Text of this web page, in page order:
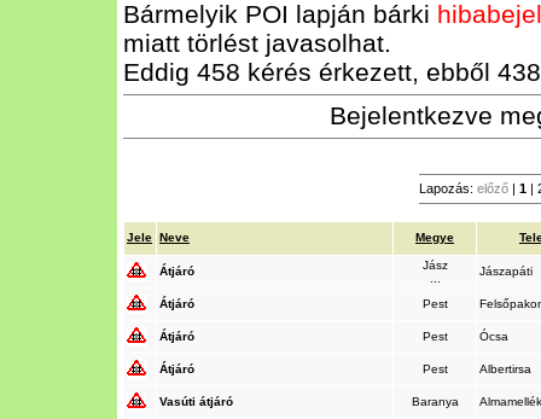
Bármelyik POI lapján bárki
miatt törlést javasolhat.
Eddig 458 kérés érkezett, ebből
Bejelentkezve
Lapozás: előző | 1 |
Jele Neve Megye
Átjáró
Jász
Jászapáti
Átjáró Pest
Átjáró Pest Ócsa
Átjáró Pest Albertirsa
Vasúti átjáró Baranya